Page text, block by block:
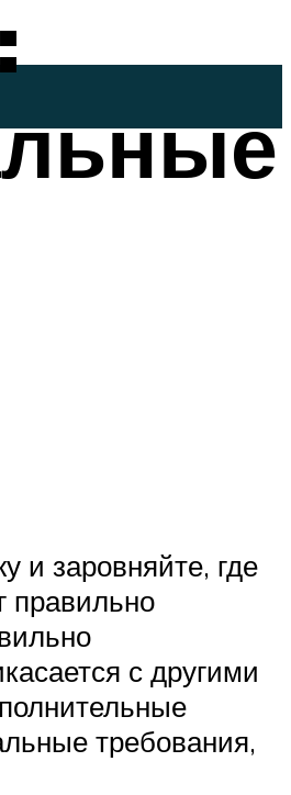
и заровняйте, где
правильно
с другими
требования,